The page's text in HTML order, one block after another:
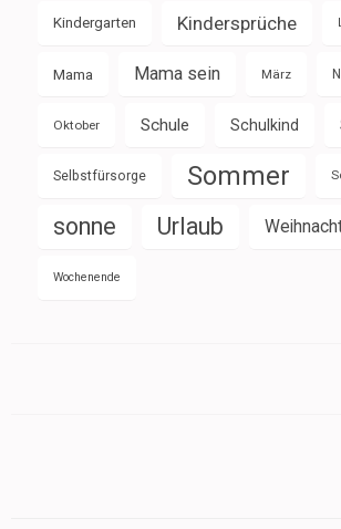
Kindergarten Kindersprüche
Mama Mama sein März
Oktober Schule Schulkind
Selbstfürsorge Sommer
sonne Urlaub
Wochenende